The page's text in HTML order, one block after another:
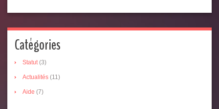
Catégories
Statut(3)
Actualités (11)
Aide (7)